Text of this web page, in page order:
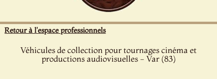
Retour à l'espace professionnels
Véhicules de collection pour tournages cinéma et
productions audiovisuelles - Var (83)